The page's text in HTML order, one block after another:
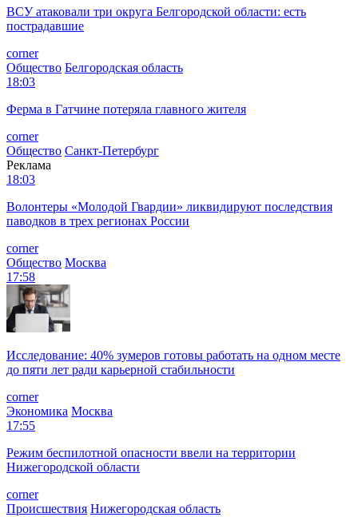
ВСУ атаковали три округа Белгородской области: есть
пострадавшие
corner
Общество Белгородская область
18:03
Ферма в Гатчине потеряла главного жителя
corner
Общество Санкт-Петербург
Реклама
18:03
Волонтеры «Молодой Гвардии» ликвидируют последствия
паводков в трех регионах России
corner
Общество Москва
17:58
Исследование: 40% зумеров готовы работать на одном месте
до пяти лет ради карьерной стабильности
corner
Экономика Москва
17:55
Режим беспилотной опасности ввели на территории
Нижегородской области
corner
Происшествия Нижегородская область